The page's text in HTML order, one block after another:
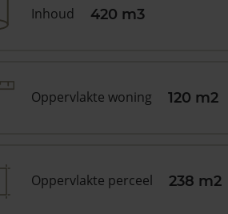
Inhoud 420 m3
Oppervlakte woning 120 m2
Oppervlakte perceel 238 m2